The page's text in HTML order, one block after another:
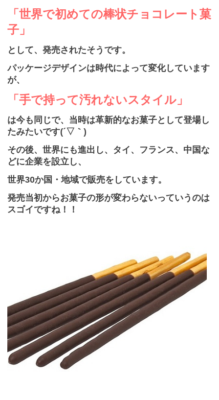
「世界で初めての棒状チョコレート菓
子」
として、 発売されたそうです。
パッケージデザインは時代によって変化しています
が、
「手で持って汚れないスタイル」
は今も同じで、 当時は革新的なお菓子として登場し
たみたいです(´▽｀ )
その後、世界にも進出し、タイ、フランス、中国な
どに企業を設立し、
世界30か国・地域で販売をしています。
発売当初からお菓子の形が変わらないっていうのは
スゴイですね！！